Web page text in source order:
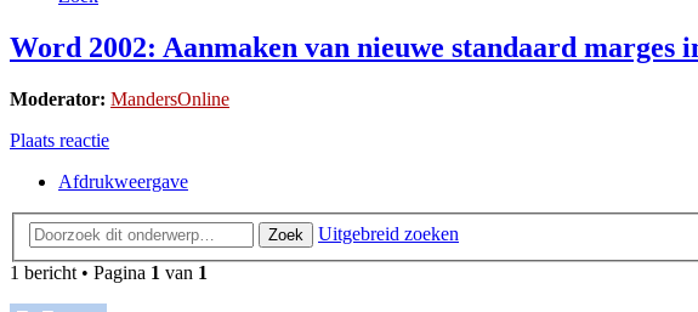
Word 2002: Aanmaken van nieuwe standaard marges
Moderator: MandersOnline
Plaats reactie
Afdrukweergave
Zoek
Uitgebreid zoeken
1 bericht • Pagina 1 van 1